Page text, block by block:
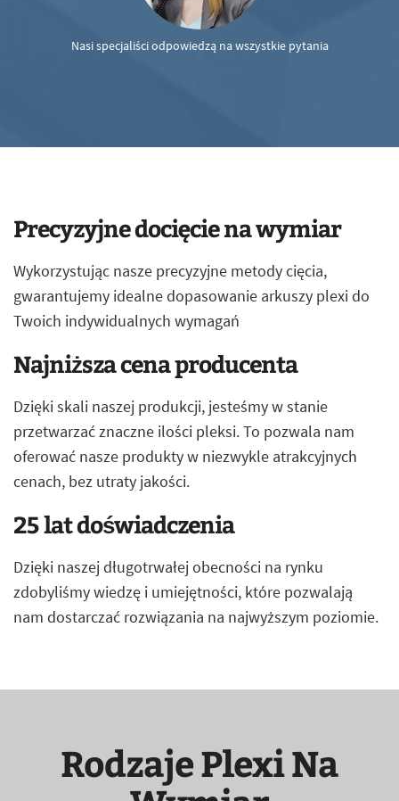
Nasi specjaliści odpowiedzą na wszystkie pytania
Precyzyjne docięcie na wymiar
Wykorzystując nasze precyzyjne metody cięcia,
gwarantujemy idealne dopasowanie arkuszy plexi do
Twoich indywidualnych wymagań
Najniższa cena producenta
Dzięki skali naszej produkcji, jesteśmy w stanie
przetwarzać znaczne ilości pleksi. To pozwala nam
oferować nasze produkty w niezwykle atrakcyjnych
cenach, bez utraty jakości.
25 lat doświadczenia
Dzięki naszej długotrwałej obecności na rynku
zdobyliśmy wiedzę i umiejętności, które pozwalają
nam dostarczać rozwiązania na najwyższym poziomie.
Rodzaje Plexi Na